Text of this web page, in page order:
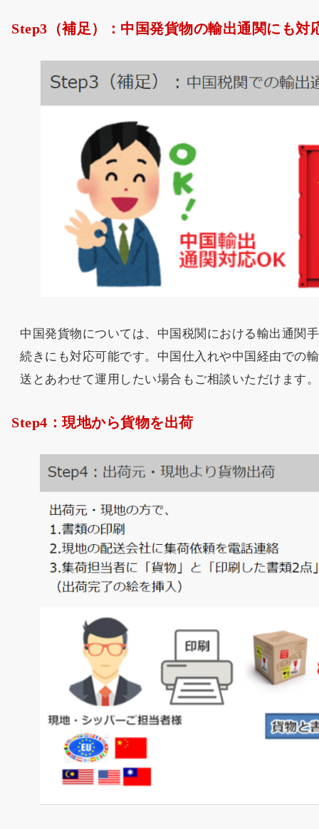
Step3（補足）：中国発貨物の輸出通関にも対
中国発貨物については、中国税関における輸出通関手
続きにも対応可能です。中国仕入れや中国経由での輸
送とあわせて運用したい場合もご相談いただけます。
Step4：現地から貨物を出荷